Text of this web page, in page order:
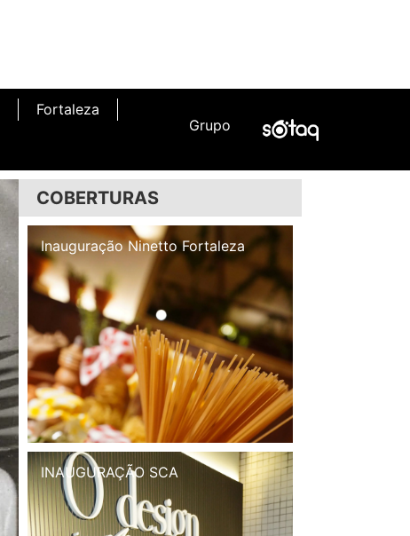
Fortaleza
Grupo
COBERTURAS
Inauguração Illa Café
INAUGURAÇÃO SCA